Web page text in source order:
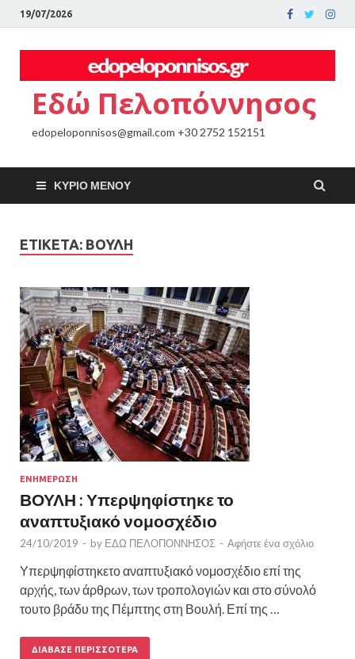
19/07/2026
Εδώ Πελοπόννησος
edopeloponnisos@gmail.com +30 2752 152151
ΚΎΡΙΟ ΜΕΝΟΎ
ΕΤΙΚΈΤΑ: ΒΟΥΛΗ
ΕΝΗΜΕΡΩΣΗ
ΒΟΥΛΗ : Υπερψηφίστηκε το
αναπτυξιακό νομοσχέδιο
24/10/2019 - by ΕΔΩ ΠΕΛΟΠΟΝΝΗΣΟΣ - Αφήστε ένα σχόλιο
Υπερψηφίστηκετο αναπτυξιακό νομοσχέδιο επί της
αρχής, των άρθρων, των τροπολογιών και στο σύνολό
τουτο βράδυ της Πέμπτης στη Βουλή. Επί της …
ΔΙΆΒΑΣΕ ΠΕΡΙΣΣΌΤΕΡΑ